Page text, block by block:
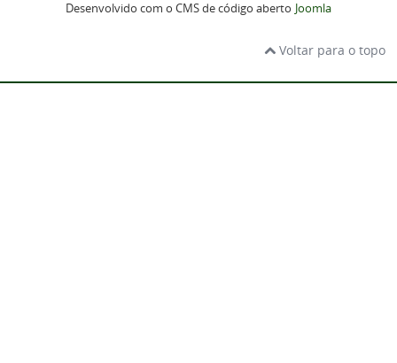
Desenvolvido com o CMS de código aberto Joomla
Voltar para o topo